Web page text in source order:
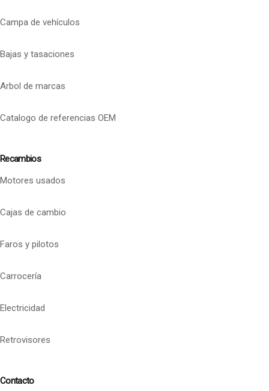
Campa de vehículos
Bajas y tasaciones
Arbol de marcas
Catalogo de referencias OEM
Recambios
Motores usados
Cajas de cambio
Faros y pilotos
Carrocería
Electricidad
Retrovisores
Contacto